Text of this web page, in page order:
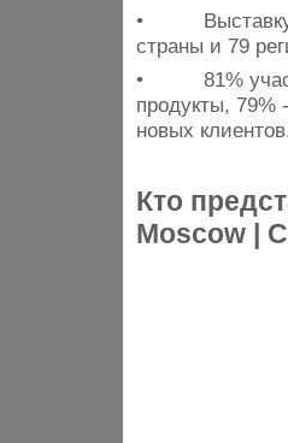
• Выставку
страны и 79
• 81%
продукты,
новых
Кто
Moscow |